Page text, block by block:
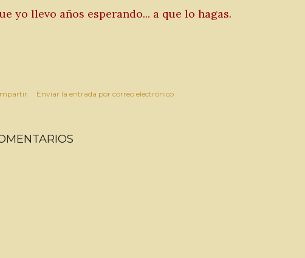
yo llevo años esperando... a que lo hagas.
Enviar la entrada por correo electrónico